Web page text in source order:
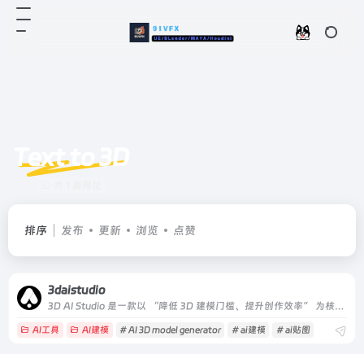
Text to 3D
排序 发布 更新 浏览 点赞
3daistudio
3D AI Studio 是一款以 “降低 3D 建模门槛、提升创作效率” 为核心的 AI 驱动型 3D 内容生成平台，主打 “文本 / 图像输入→秒级生成 3D 模型” 的全流程自动化体验
AI工具 AI建模 # AI 3D model generator # ai建模 # ai贴图